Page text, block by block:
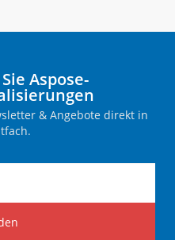
Aspose-
& Angebote direkt in